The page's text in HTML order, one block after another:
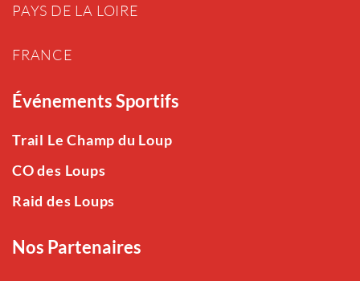
PAYS DE LA LOIRE
FRANCE
Événements Sportifs
Trail Le Champ du Loup
CO des Loups
Raid des Loups
Nos Partenaires